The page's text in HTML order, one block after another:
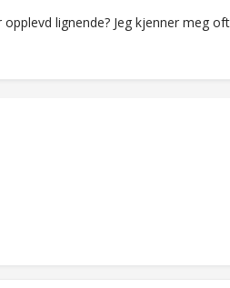
lignende? Jeg kjenner meg